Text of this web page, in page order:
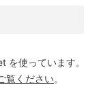
を使っています。
覧ください。